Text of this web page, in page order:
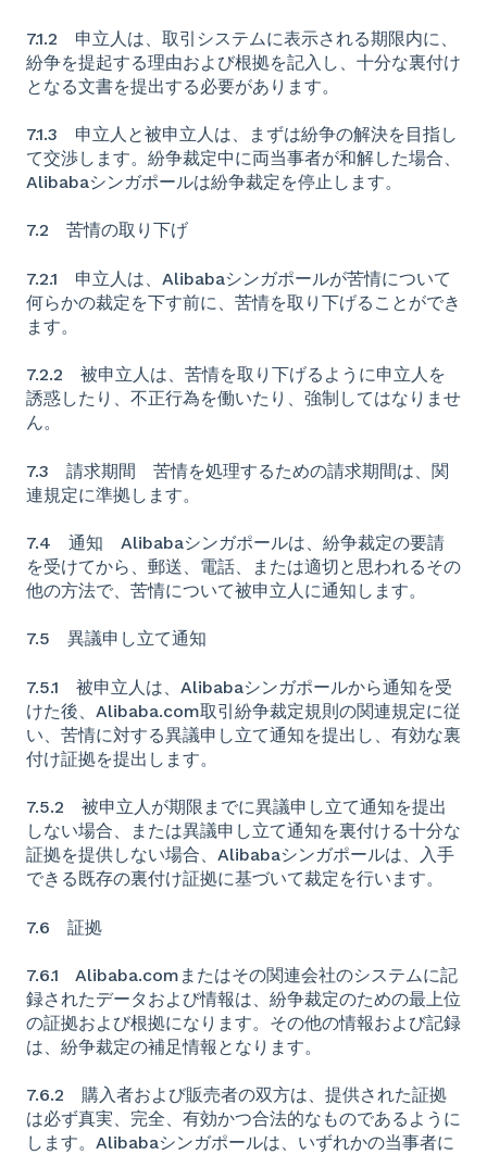
7.1.2 申立人は、取引システムに表示される期限内に、
紛争を提起する理由および根拠を記入し、十分な裏付け
となる文書を提出する必要があります。
7.1.3 申立人と被申立人は、まずは紛争の解決を目指し
て交渉します。紛争裁定中に両当事者が和解した場合、
Alibabaシンガポールは紛争裁定を停止します。
7.2 苦情の取り下げ
7.2.1 申立人は、Alibabaシンガポールが苦情について
何らかの裁定を下す前に、苦情を取り下げることができ
ます。
7.2.2 被申立人は、苦情を取り下げるように申立人を
誘惑したり、不正行為を働いたり、強制してはなりませ
ん。
7.3 請求期間 苦情を処理するための請求期間は、関
連規定に準拠します。
7.4 通知 Alibabaシンガポールは、紛争裁定の要請
を受けてから、郵送、電話、または適切と思われるその
他の方法で、苦情について被申立人に通知します。
7.5 異議申し立て通知
7.5.1 被申立人は、Alibabaシンガポールから通知を受
けた後、Alibaba.com取引紛争裁定規則の関連規定に従
い、苦情に対する異議申し立て通知を提出し、有効な裏
付け証拠を提出します。
7.5.2 被申立人が期限までに異議申し立て通知を提出
しない場合、または異議申し立て通知を裏付ける十分な
証拠を提供しない場合、Alibabaシンガポールは、入手
できる既存の裏付け証拠に基づいて裁定を行います。
7.6 証拠
7.6.1 Alibaba.comまたはその関連会社のシステムに記
録されたデータおよび情報は、紛争裁定のための最上位
の証拠および根拠になります。その他の情報および記録
は、紛争裁定の補足情報となります。
7.6.2 購入者および販売者の双方は、提供された証拠
は必ず真実、完全、有効かつ合法的なものであるように
します。Alibabaシンガポールは、いずれかの当事者に